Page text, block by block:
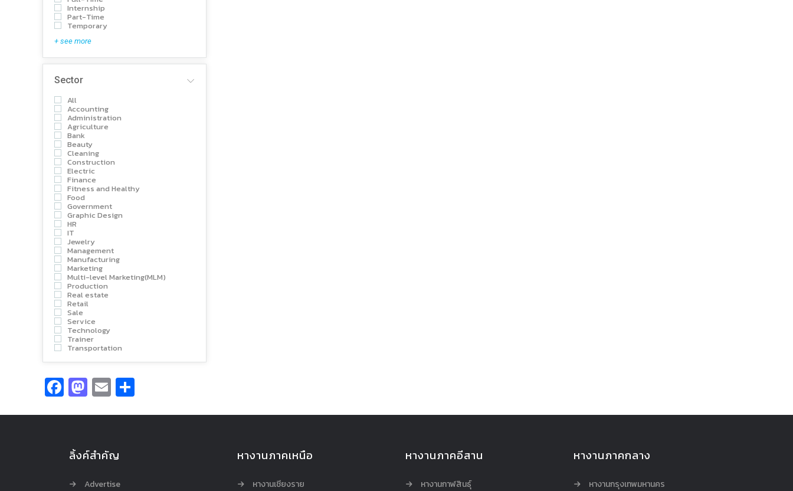
Internship
Part-Time
Temporary
+ see more
Sector
All
Accounting
Administration
Agriculture
Bank
Beauty
Cleaning
Construction
Electric
Finance
Fitness and Healthy
Food
Government
Graphic Design
HR
IT
Jewelry
Management
Manufacturing
Marketing
Multi-level Marketing(MLM)
Production
Real estate
Retail
Sale
Service
Technology
Trainer
Transportation
Facebook
Mastodon
Email
ลิ้งค์สำคัญ
Advertise
หางานภาคเหนือ
หางานเชียงราย
หางานภาคอีสาน
หางานกาฬสินธุ์
หางานภาคกลาง
หางานกรุงเทพมหานคร